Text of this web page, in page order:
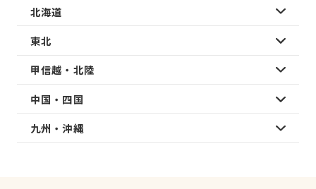
北海道
東北
甲信越・北陸
中国・四国
九州・沖縄